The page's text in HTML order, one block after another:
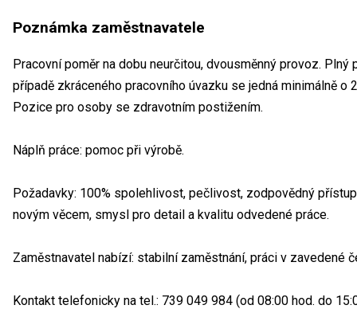
Poznámka zaměstnavatele
Pracovní poměr na dobu neurčitou, dvousměnný provoz.
případě zkráceného pracovního úvazku se jedná minimálně o
Pozice pro osoby se zdravotním postižením.
Náplň práce: pomoc při výrobě.
Požadavky: 100% spolehlivost, pečlivost, zodpovědný
novým věcem, smysl pro detail a kvalitu odvedené práce.
Zaměstnavatel nabízí: stabilní zaměstnání, práci v zavedené
Kontakt telefonicky na tel.: 739 049 984 (od 08:00 hod. do